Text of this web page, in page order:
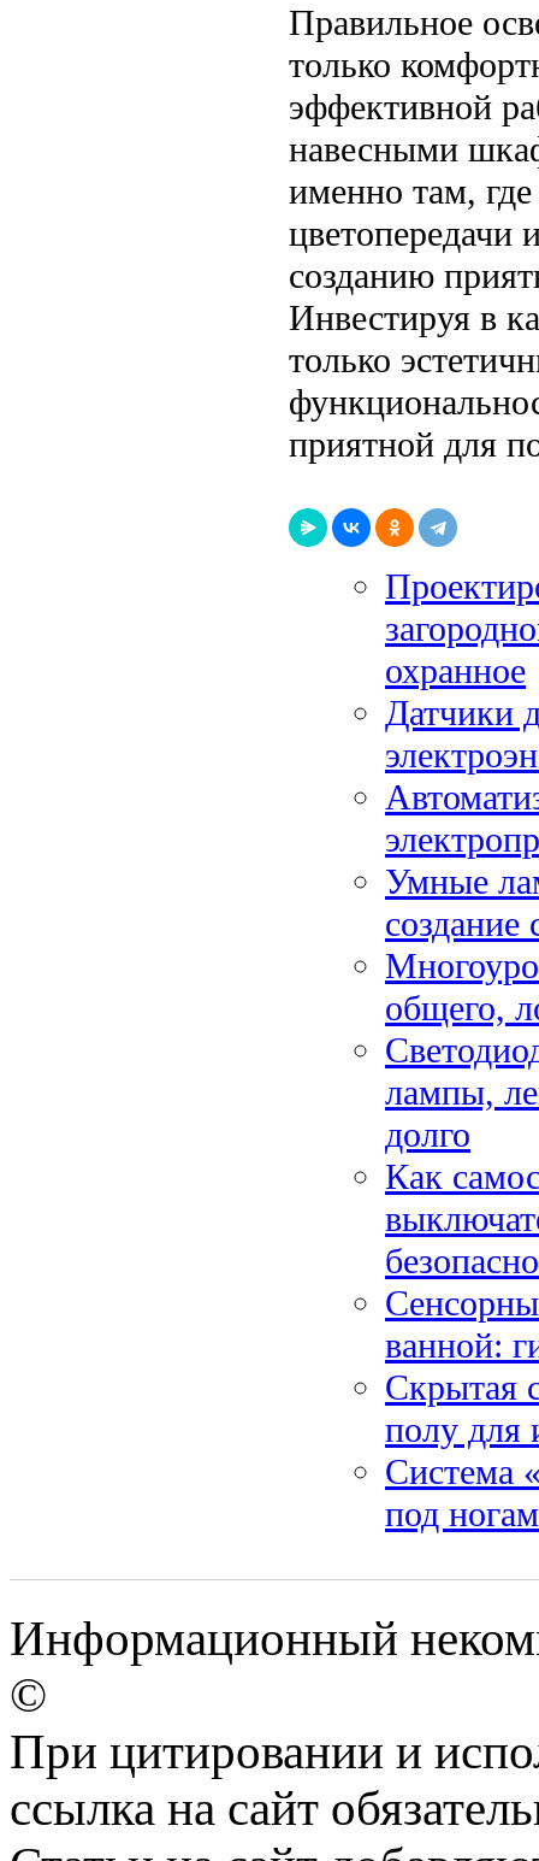
Правильное
только
эффективной
навесными
именно там,
цветопередачи
созданию
Инвестируя в
только
приятной для
охранное
Датчики
Умные
создание
общего,
лампы,
долго
Как
ванной:
Скрытая
полу для
Система
под
Информационный
©
При цитировании и
ссылка на сайт